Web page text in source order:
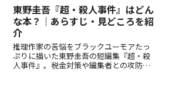
ス小説。
東野圭吾『超・殺人事件』はどん
な本？｜あらすじ・見どころを紹
介
推理作家の苦悩をブラックユーモアたっ
ぷりに描いた東野圭吾の短編集『超・殺
人事件』。税金対策や編集者との攻防、